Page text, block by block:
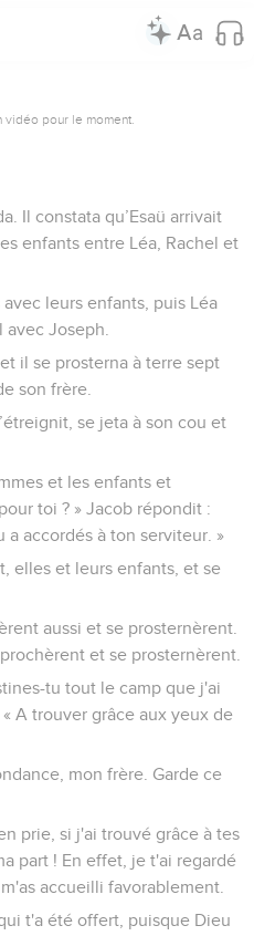
pour le moment.
Il constata qu’Esaü arrivait
enfants entre Léa, Rachel et
leurs enfants, puis Léa
Joseph.
il se prosterna à terre sept
son frère.
se jeta à son cou et
et les enfants et
toi ? » Jacob répondit :
a accordés à ton serviteur. »
elles et leurs enfants, et se
aussi et se prosternèrent.
et se prosternèrent.
tu tout le camp que j'ai
A trouver grâce aux yeux de
mon frère. Garde ce
prie, si j'ai trouvé grâce à tes
part ! En effet, je t'ai regardé
accueilli favorablement.
t'a été offert, puisque Dieu